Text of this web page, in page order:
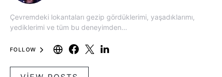
Çevremdeki lokantaları gezip gördüklerimi, yaşadıklarımı,
yediklerimi ve tüm bu deneyimden…
FOLLOW